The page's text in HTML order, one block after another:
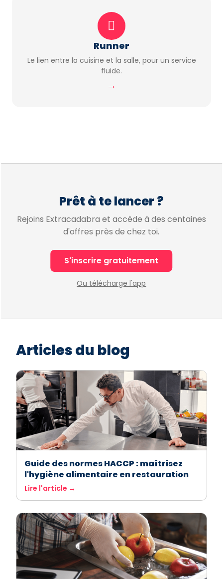
Runner
Le lien entre la cuisine et la salle, pour un service
fluide.
→
Prêt à te lancer ?
Rejoins Extracadabra et accède à des centaines
d'offres près de chez toi.
S'inscrire gratuitement
Ou télécharge l'app
Articles du blog
Guide des normes HACCP : maîtrisez
l'hygiène alimentaire en restauration
Lire l'article →